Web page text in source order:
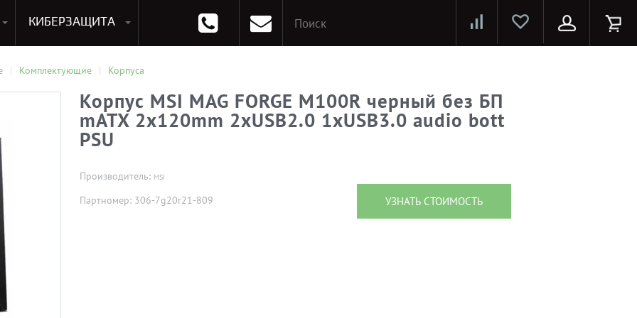
КИБЕРЗАЩИТА
Комплектующие Корпуса
Корпус MSI MAG FORGE M100R черный без БП
mATX 2x120mm 2xUSB2.0 1xUSB3.0 audio bott
PSU
Производитель: MSI
Партномер: 306-7g20r21-809 УЗНАТЬ СТОИМОСТЬ